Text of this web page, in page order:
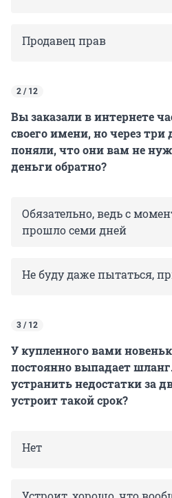
Продавец прав
2 / 12
Вы заказали в интернете
своего имени, но через три
поняли, что они вам не
деньги обратно?
Обязательно, ведь с
прошло семи дней
Не буду даже пытаться,
3 / 12
У купленного вами
постоянно выпадает
устранить недостатки за
устроит такой срок?
Нет